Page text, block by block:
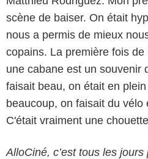
scène de baiser. On était
nous a permis de mieux
copains. La première fois
une cabane est un souvenir
faisait beau, on était en
beaucoup, on faisait du vélo
C'était vraiment une
AlloCiné, c’est tous les